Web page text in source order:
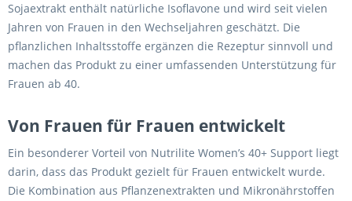
Sojaextrakt enthält natürliche Isoflavone und wird seit vielen
Jahren von Frauen in den Wechseljahren geschätzt. Die
pflanzlichen Inhaltsstoffe ergänzen die Rezeptur sinnvoll und
machen das Produkt zu einer umfassenden Unterstützung für
Frauen ab 40.
Von Frauen für Frauen entwickelt
Ein besonderer Vorteil von Nutrilite Women’s 40+ Support liegt
darin, dass das Produkt gezielt für Frauen entwickelt wurde.
Die Kombination aus Pflanzenextrakten und Mikronährstoffen